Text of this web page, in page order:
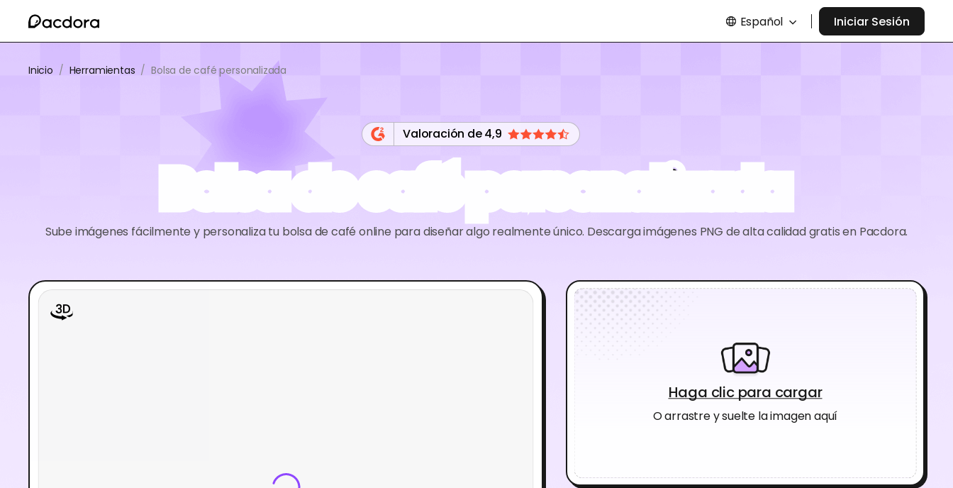
Español Iniciar Sesión
Inicio / Herramientas / Bolsa de café personalizada
Valoración de 4,9
Bolsa de café personalizada
Sube imágenes fácilmente y personaliza tu bolsa de café online para diseñar algo realmente único. Descarga imágenes PNG de alta calidad gratis en Pacdora.
Haga clic para cargar
O arrastre y suelte la imagen aquí